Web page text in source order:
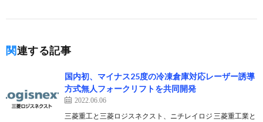
関連する記事
国内初、マイナス25度の冷凍倉庫対応レーザー誘導
方式無人フォークリフトを共同開発
2022.06.06
三菱重工と三菱ロジスネクスト、ニチレイロジ 三菱重工業と